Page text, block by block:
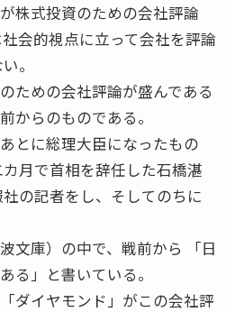
株式投資のための会社評論
会的視点に立って会社を評論
。
ための会社評論が盛んである
からのものである。
とに総理大臣になったもの
月で首相を辞任した石橋湛
の記者をし、そしてのちに
文庫）の中で、戦前から 「日
る」と書いている。
ダイヤモンド」がこの会社評